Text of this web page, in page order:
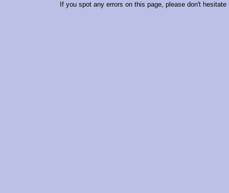
If you spot any errors on this page, please don't